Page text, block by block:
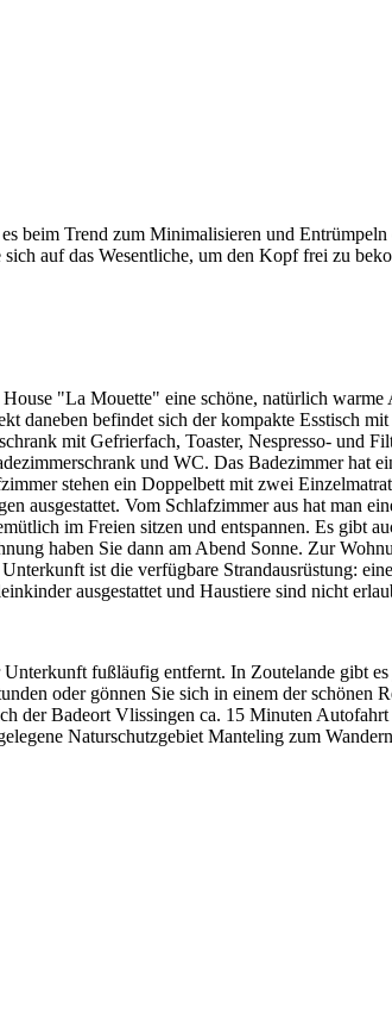
beim Trend zum Minimalisieren und
auf das Wesentliche, um den Kopf frei zu
"La Mouette" eine schöne, natürlich
daneben befindet sich der kompakte Esstisch
mit Gefrierfach, Toaster, Nespresso- und
und WC. Das Badezimmer
stehen ein Doppelbett mit zwei
ausgestattet. Vom Schlafzimmer aus hat man
im Freien sitzen und entspannen. Es gibt
haben Sie dann am Abend Sonne. Zur
ist die verfügbare Strandausrüstung:
ausgestattet und Haustiere sind nicht
fußläufig entfernt. In Zoutelande gibt
oder gönnen Sie sich in einem der
der Badeort Vlissingen ca. 15 Minuten
Naturschutzgebiet Manteling zum